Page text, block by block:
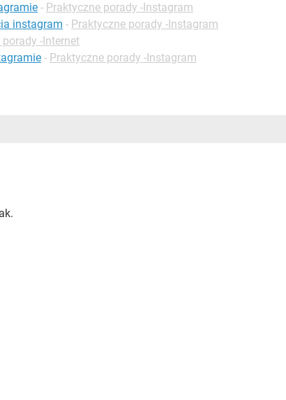
- Praktyczne porady -Instagram
instagram - Praktyczne porady -Instagram
-Internet
- Praktyczne porady -Instagram